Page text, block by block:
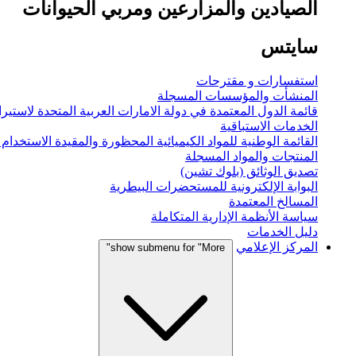
الصيادين والمزارعين ومربي الحيوانات
سايتس
استفسارات و مقترحات
المنشأت والمؤسسات المسجلة
قائمة الدول المعتمدة في دولة الامارات العربية المتحدة
الخدمات الاستباقية
القائمة الوطنية للمواد الكيميائية المحظورة والمقيدة
المنتجات والمواد المسجلة
تصديق الوثائق (بلوك تشين)
البوابة الإلكترونية للمستحضرات البيطرية
المسالخ المعتمدة
سياسة الأنظمة الإدارية المتكاملة
دليل الخدمات
المركز الإعلامي
show submenu for "More"